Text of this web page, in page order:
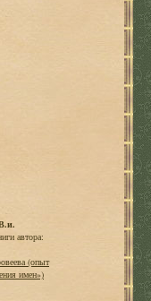
автора:
(опыт
имен»)